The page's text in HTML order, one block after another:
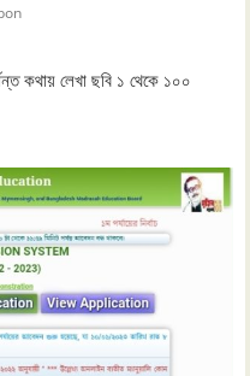
কথায় লেখা ছবি ১ থেকে ১০০